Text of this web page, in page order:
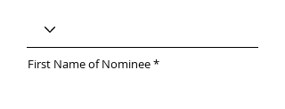
First Name of Nominee